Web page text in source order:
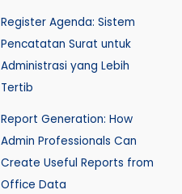
Register Agenda: Sistem
Pencatatan Surat untuk
Administrasi yang Lebih
Tertib
Report Generation: How
Admin Professionals Can
Create Useful Reports from
Office Data